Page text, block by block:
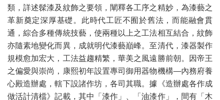
類，詳述髹漆及紋飾之要領，闡釋各工序之精妙，為漆藝之
革新奠定深厚基礎。此時代工匠不囿於舊法，而能融會貫
通，綜合多種傳統技藝，使兩種以上之工法相互結合，紋飾
亦隨素地變化而異，成就明代漆藝巔峰。至清代，漆器製作
規模愈加宏大，工法益趨精繁，華美之風遠勝前朝。因帝王
之偏愛與崇尚，康熙初年設置專司御用器物機構—內務府養
心殿造辦處，轄下設諸作坊，各司其職。據《造辦處各作成
做活計清檔》記載，其中「漆作」、「油漆作」，間有「木